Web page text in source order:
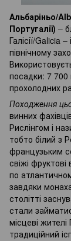
Альбаріньо/
Португалії) –
Галісії/Galicia
північному
посадки: 7 700
прохолодних
Походження
винних
Рислінгом і
тобто білий з
французьким
свіжі
по
завдяки
столітті
стали
місцеві
традиційний